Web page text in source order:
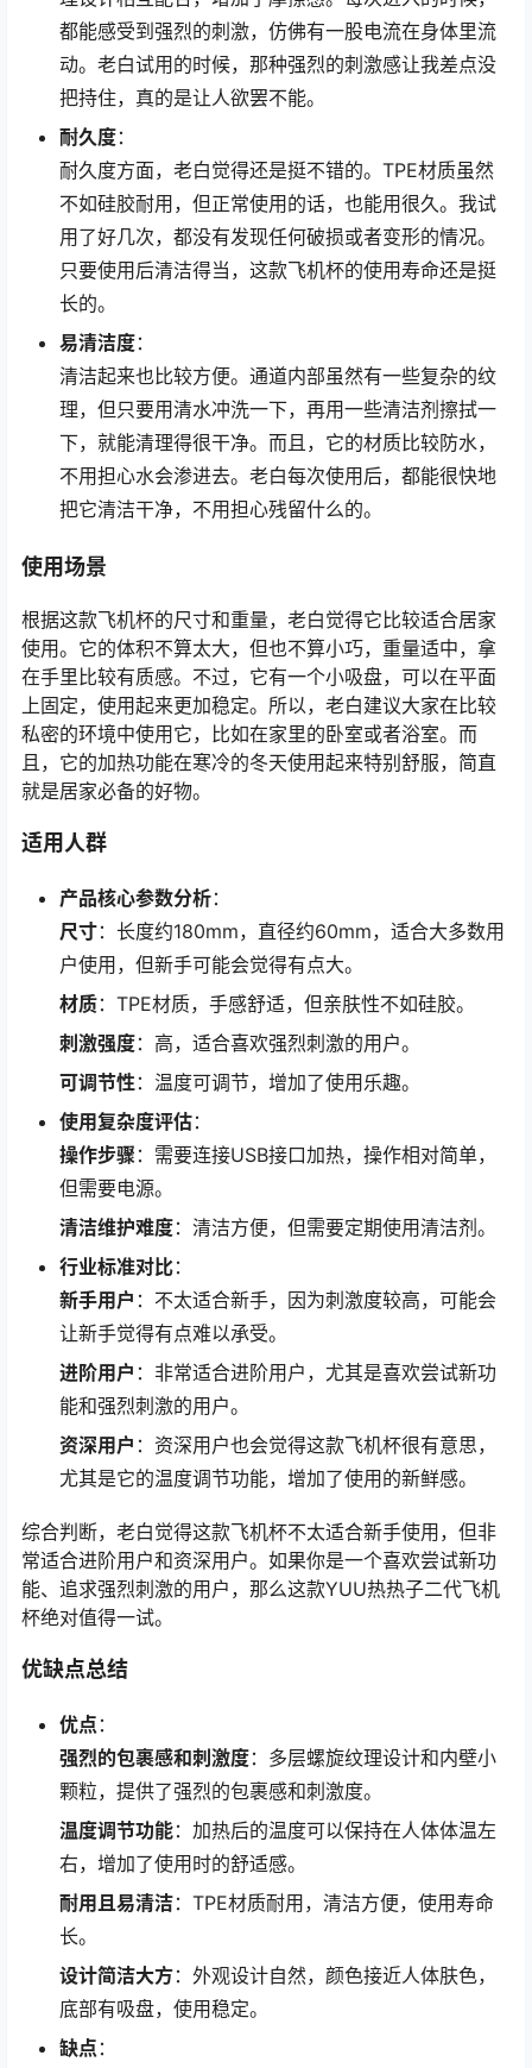
都能感受到强烈的刺激，仿佛有一股电流在身体里流
动。老白试用的时候，那种强烈的刺激感让我差点没
把持住，真的是让人欲罢不能。
耐久度：
耐久度方面，老白觉得还是挺不错的。TPE材质虽然
不如硅胶耐用，但正常使用的话，也能用很久。我试
用了好几次，都没有发现任何破损或者变形的情况。
只要使用后清洁得当，这款飞机杯的使用寿命还是挺
长的。
易清洁度：
清洁起来也比较方便。通道内部虽然有一些复杂的纹
理，但只要用清水冲洗一下，再用一些清洁剂擦拭一
下，就能清理得很干净。而且，它的材质比较防水，
不用担心水会渗进去。老白每次使用后，都能很快地
把它清洁干净，不用担心残留什么的。
使用场景
根据这款飞机杯的尺寸和重量，老白觉得它比较适合居家
使用。它的体积不算太大，但也不算小巧，重量适中，拿
在手里比较有质感。不过，它有一个小吸盘，可以在平面
上固定，使用起来更加稳定。所以，老白建议大家在比较
私密的环境中使用它，比如在家里的卧室或者浴室。而
且，它的加热功能在寒冷的冬天使用起来特别舒服，简直
就是居家必备的好物。
适用人群
产品核心参数分析：
尺寸：长度约180mm，直径约60mm，适合大多数用
户使用，但新手可能会觉得有点大。
材质：TPE材质，手感舒适，但亲肤性不如硅胶。
刺激强度：高，适合喜欢强烈刺激的用户。
可调节性 ：温度可调节，增加了使用乐趣。
使用复杂度评估：
操作步骤 ：需要连接USB接口加热，操作相对简单，
但需要电源。
清洁维护难度：清洁方便，但需要定期使用清洁剂。
行业标准对比：
新手用户 ：不太适合新手，因为刺激度较高，可能会
让新手觉得有点难以承受。
进阶用户 ：非常适合进阶用户，尤其是喜欢尝试新功
能和强烈刺激的用户。
资深用户 ：资深用户也会觉得这款飞机杯很有意思，
尤其是它的温度调节功能，增加了使用的新鲜感。
综合判断，老白觉得这款飞机杯不太适合新手使用，但非
常适合进阶用户和资深用户。如果你是一个喜欢尝试新功
能、追求强烈刺激的用户，那么这款YUU热热子二代飞机
杯绝对值得一试。
优缺点总结
优点 ：
强烈的包裹感和刺激度：多层螺旋纹理设计和内壁小
颗粒，提供了强烈的包裹感和刺激度。
温度调节功能：加热后的温度可以保持在人体体温左
右，增加了使用时的舒适感。
耐用且易清洁：TPE材质耐用，清洁方便，使用寿命
长。
设计简洁大方：外观设计自然，颜色接近人体肤色，
底部有吸盘，使用稳定。
缺点 ：